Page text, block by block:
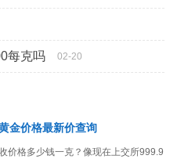
每克吗 02-20
金价格最新价查询
价格多少钱一克？像现在上交所999.9